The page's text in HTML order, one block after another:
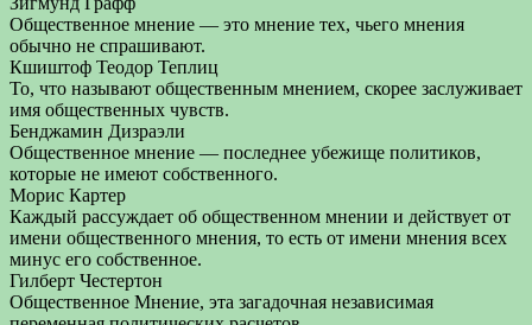
Общественное мнение — это мнение тех, чьего мнения
обычно не спрашивают.
Кшиштоф Теодор Теплиц
То, что называют общественным мнением, скорее заслуживает
имя общественных чувств.
Бенджамин Дизраэли
Общественное мнение — последнее убежище политиков,
которые не имеют собственного.
Морис Картер
Каждый рассуждает об общественном мнении и действует от
имени общественного мнения, то есть от имени мнения всех
минус его собственное.
Гилберт Честертон
Общественное Мнение, эта загадочная независимая